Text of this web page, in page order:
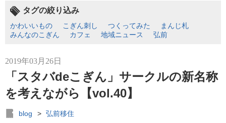
タグの絞り込み
かわいいもの こぎん刺し つくってみた
まんじ札
みんなのこぎん
カフェ 地域ニュース 弘前
2019年03月26日
「スタバdeこぎん」サークルの新名称
を考えながら【vol.40】
blog > 弘前移住